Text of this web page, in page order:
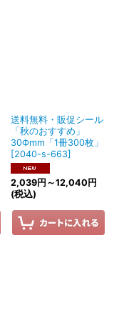
送料無料・販促シール
「秋のおすすめ」
30Фmm「1冊300枚」
[2040-s-663]
2,039円 ～12,040 円
(税込)